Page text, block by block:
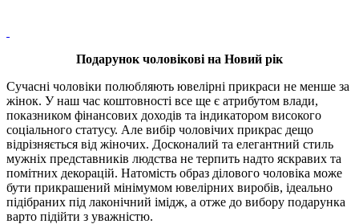
Подарунок чоловікові на Новий рік
Сучасні чоловіки полюбляють ювелірні прикраси не менше за
жінок. У наш час коштовності все ще є атрибутом влади,
показником фінансових доходів та індикатором високого
соціального статусу. Але вибір чоловічих прикрас дещо
відрізняється від жіночих. Досконалий та елегантний стиль
мужніх представників людства не терпить надто яскравих та
помітних декорацій. Натомість образ ділового чоловіка може
бути прикрашений мінімумом ювелірних виробів, ідеально
підібраних під лаконічний імідж, а отже до вибору подарунка
варто підійти з уважністю.